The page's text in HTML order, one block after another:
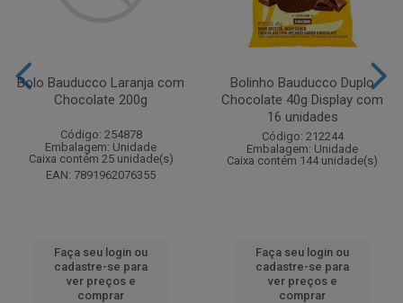
Bolo Bauducco Laranja com
Chocolate 200g
Código: 254878
Embalagem: Unidade
Caixa contém 25 unidade(s)
EAN: 7891962076355
Faça seu login ou
cadastre-se para
ver preços e
comprar
Bolinho Bauducco Duplo
Chocolate 40g Display com
16 unidades
Código: 212244
Embalagem: Unidade
Caixa contém 144 unidade(s)
Faça seu login ou
cadastre-se para
ver preços e
comprar